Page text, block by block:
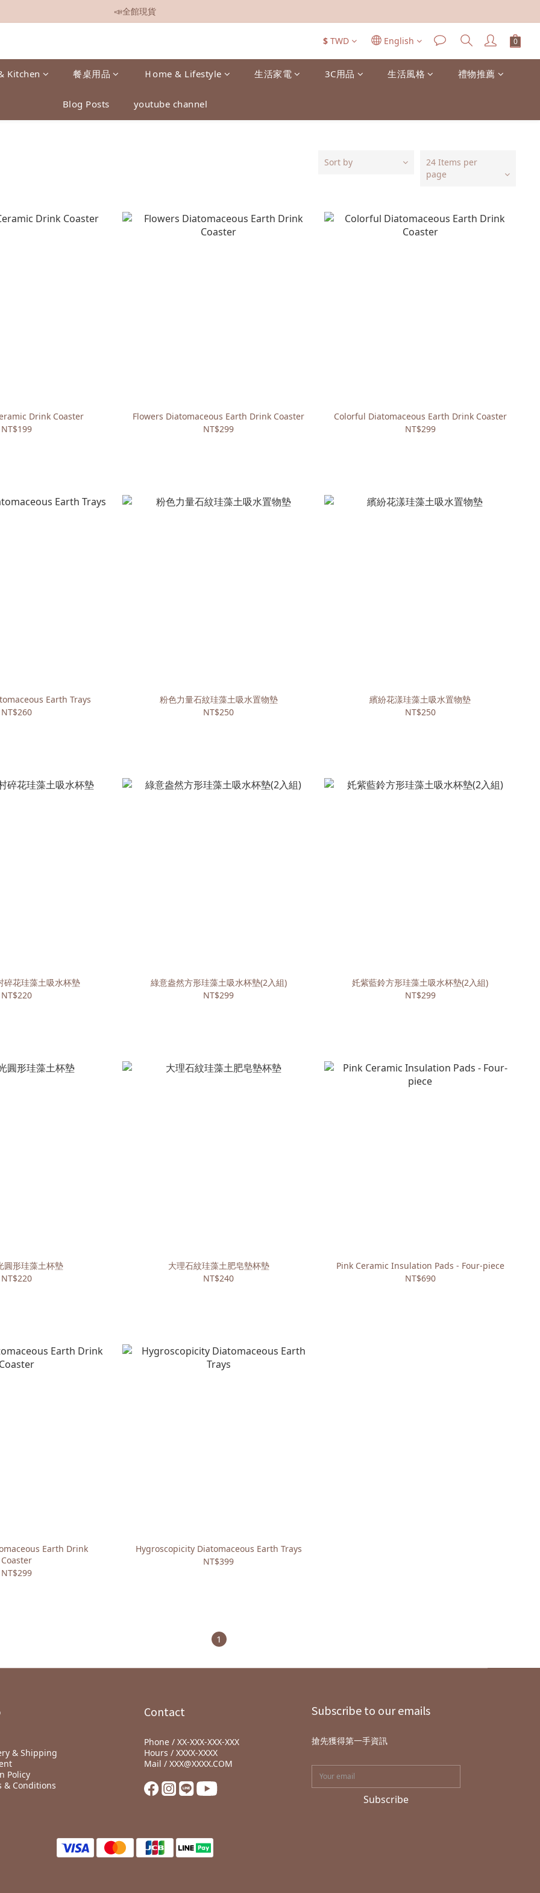
📣全館現貨
📣全館現貨
📣加入會員即贈$50元購物金
📣全館現貨
$ TWD English
Kitchen 餐桌用品 Ｈome & Lifestyle 生活家電 3C用品 生活風格 禮物推薦
Blog Posts youtube channel
Sort by
24 Items per
page
Drink Coaster
NT$199
Flowers Diatomaceous Earth Drink Coaster
NT$299
Colorful Diatomaceous Earth Drink Coaster
NT$299
Earth Trays
NT$260
粉色力量石紋珪藻土吸水置物墊
NT$250
繽紛花漾珪藻土吸水置物墊
NT$250
碎花珪藻土吸水杯墊
NT$220
綠意盎然方形珪藻土吸水杯墊(2入組)
NT$299
奼紫藍鈴方形珪藻土吸水杯墊(2入組)
NT$299
圓形珪藻土杯墊
NT$220
大理石紋珪藻土肥皂墊杯墊
NT$240
Pink Ceramic Insulation Pads - Four-piece
NT$690
Earth Drink
Coaster
NT$299
Hygroscopicity Diatomaceous Earth Trays
NT$399
1
& Shipping
Policy
& Conditions
Contact
Phone / XX-XXX-XXX-XXX
Hours / XXXX-XXXX
Mail / XXX@XXXX.COM
Subscribe to our emails
搶先獲得第一手資訊
Subscribe